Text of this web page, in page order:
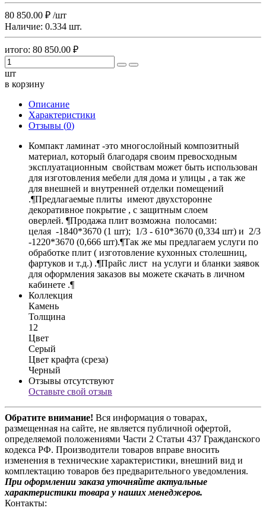
80 850.00 ₽ /шт
Наличие: 0.334 шт.
итого: 80 850.00 ₽
шт
в корзину
Описание
Характеристики
Отзывы (0)
Компакт ламинат -это многослойный композитный
материал, который благодаря своим превосходным
эксплуатационным свойствам может быть использован
для изготовления мебели для дома и улицы , а так же
для внешней и внутренней отделки помещений
.¶Предлагаемые плиты имеют двухсторонне
декоративное покрытие , с защитным слоем
оверлей. ¶Продажа плит возможна полосами:
целая -1840*3670 (1 шт); 1/3 - 610*3670 (0,334 шт) и 2/3
-1220*3670 (0,666 шт).¶Так же мы предлагаем услуги по
обработке плит ( изготовление кухонных столешниц,
фартуков и т.д.) .¶Прайс лист на услуги и бланки заявок
для оформления заказов вы можете скачать в личном
кабинете .¶
Коллекция
Камень
Толщина
12
Цвет
Серый
Цвет крафта (среза)
Черный
Отзывы отсутствуют
Оставьте свой отзыв
Обратите внимание! Вся информация о товарах,
размещенная на сайте, не является публичной офертой,
определяемой положениями Части 2 Статьи 437 Гражданского
кодекса РФ. Производители товаров вправе вносить
изменения в технические характеристики, внешний вид и
комплектацию товаров без предварительного уведомления.
При оформлении заказа уточняйте актуальные
характеристики товара у наших менеджеров.
Контакты: